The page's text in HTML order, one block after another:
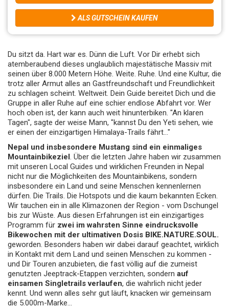
ALS GUTSCHEIN KAUFEN
Du sitzt da. Hart war es. Dünn die Luft. Vor Dir erhebt sich
atemberaubend dieses unglaublich majestätische Massiv mit
seinen über 8.000 Metern Höhe. Weite. Ruhe. Und eine Kultur, die
trotz aller Armut alles an Gastfreundschaft und Freundlichkeit
zu schlagen scheint. Weltweit. Dein Guide bereitet Dich und die
Gruppe in aller Ruhe auf eine schier endlose Abfahrt vor. Wer
hoch oben ist, der kann auch weit hinunterbiken. "An klaren
Tagen", sagte der weise Mann, "kannst Du den Yeti sehen, wie
er einen der einzigartigen Himalaya-Trails fährt..."
Nepal und insbesondere Mustang sind ein einmaliges
Mountainbikeziel. Über die letzten Jahre haben wir zusammen
mit unseren Local Guides und wirklichen Freunden in Nepal
nicht nur die Möglichkeiten des Mountainbikens, sondern
insbesondere ein Land und seine Menschen kennenlernen
dürfen. Die Trails. Die Hotspots und die kaum bekannten Ecken.
Wir tauchen ein in alle Klimazonen der Region - vom Dschungel
bis zur Wüste. Aus diesen Erfahrungen ist ein einzigartiges
Programm für zwei im wahrsten Sinne eindrucksvolle
Bikewochen mit der ultimativen Dosis BIKE.NATURE.SOUL.
geworden. Besonders haben wir dabei darauf geachtet, wirklich
in Kontakt mit dem Land und seinen Menschen zu kommen -
und Dir Touren anzubieten, die fast völlig auf die zumeist
genutzten Jeeptrack-Etappen verzichten, sondern auf
einsamen Singletrails verlaufen, die wahrlich nicht jeder
kennt. Und wenn alles sehr gut läuft, knacken wir gemeinsam
die 5.000m-Marke...